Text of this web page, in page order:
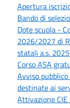
Apertura
Bando di
Dote scuola -
2026/2027 di
statali a.s.
Corso ASA
Avviso
destinate ai
Attivazione